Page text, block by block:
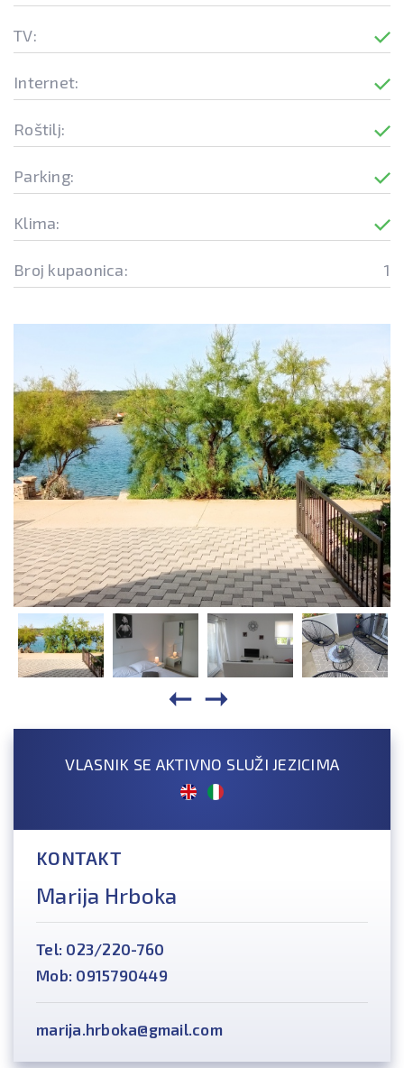
TV:
Internet:
Roštilj:
Parking:
Klima:
Broj kupaonica: 1
VLASNIK SE AKTIVNO SLUŽI JEZICIMA
KONTAKT
Marija Hrboka
Tel: 023/220-760
Mob: 0915790449
marija.hrboka@gmail.com